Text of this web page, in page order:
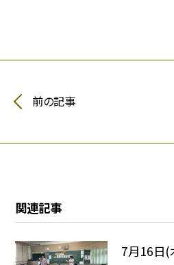
前の記事
関連記事
7月16日